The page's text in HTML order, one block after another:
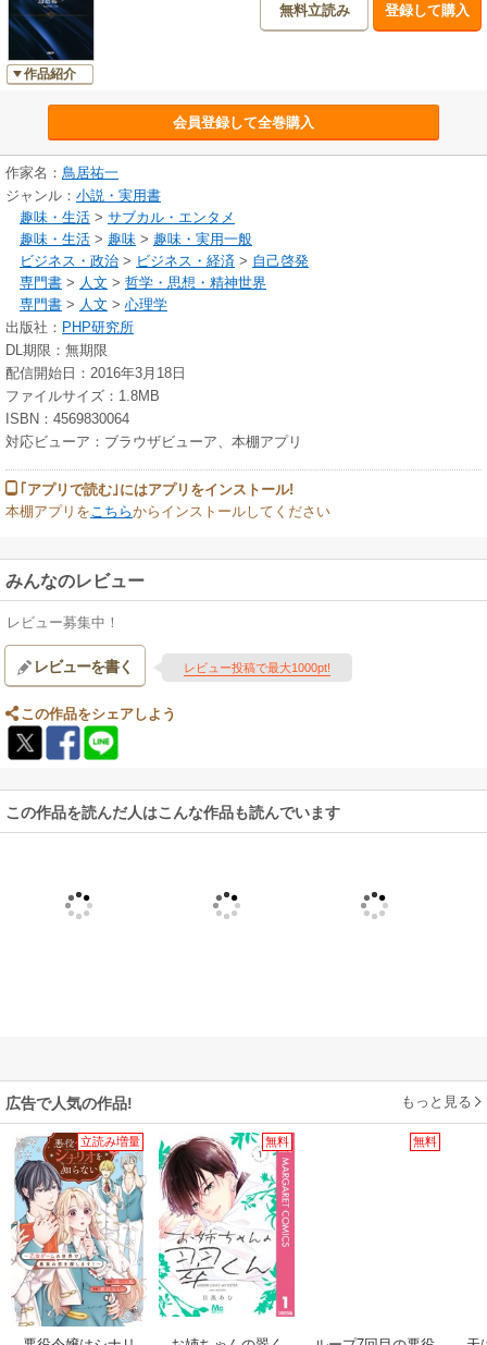
作品紹介
無料立読み 登録して購入
会員登録して全巻購入
作家名： 鳥居祐一
ジャンル： 小説・実用書
趣味・生活 > サブカル・エンタメ
趣味・生活 > 趣味 > 趣味・実用一般
ビジネス・政治 > ビジネス・経済 > 自己啓発
専門書 > 人文 > 哲学・思想・精神世界
専門書 > 人文 > 心理学
出版社： PHP研究所
DL期限：無期限
配信開始日：2016年3月18日
ファイルサイズ：1.8MB
ISBN：4569830064
対応ビューア：ブラウザビューア、本棚アプリ
｢アプリで読む｣にはアプリをインストール!
本棚アプリを こちらからインストールしてください
みんなのレビュー
レビュー募集中！
レビューを書く レビュー投稿で最大1000pt!
この作品をシェアしよう
この作品を読んだ人はこんな作品も読んでいます
広告で人気の作品! もっと見る
立読み増量 無料 無料